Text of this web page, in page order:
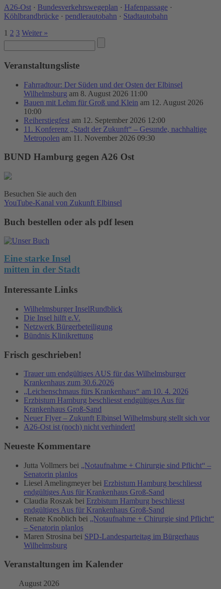
A26-Ost · Bundesverkehrswegeplan · Hafenpassage ·
Köhlbrandbrücke · pendlerautobahn · Stadtautobahn
1 2 3 Weiter »
Veranstaltungsliste
Fahrradtour: Der Süden und der Osten der Elbinsel
Wilhelmsburg am 8. August 2026 11:00
Bauen mit Lehm für Groß und Klein am 12. August 2026
10:00
Reiherstiegfest am 12. September 2026 12:00
11. Konferenz „Stadt der Zukunft“ – Gesunde, nachhaltige
Metropolen am 11. November 2026 09:30
BUND Hamburg gegen A26 Ost
Besuchen Sie auch den
YouTube-Kanal von Zukunft Elbinsel
Buch bestellen oder als pdf lesen
Eine starke Insel
mitten in der Stadt
Interessante Links
Wilhelmsburger InselRundblick
Die Insel hilft e.V.
Netzwerk Bürgerbeteiligung
Bündnis Klinikrettung
Frisch geschrieben!
Trauer um endgültiges AUS für das Wilhelmsburger
Krankenhaus zum 30.6.2026
„Leichenschmaus fürs Krankenhaus“ am 10. 4. 2026
Erzbistum Hamburg beschliesst endgültiges Aus für
Krankenhaus Groß-Sand
Neuer Flyer – Zukunft Elbinsel Wilhelmsburg stellt sich vor
A26-Ost ist (noch) nicht verhindert!
Neueste Kommentare
Jutta Vollmers bei „Notaufnahme + Chirurgie sind Pflicht“ –
Senatorin planlos
Liesel Amelingmeyer bei Erzbistum Hamburg beschliesst
endgültiges Aus für Krankenhaus Groß-Sand
Claudia Roszak bei Erzbistum Hamburg beschliesst
endgültiges Aus für Krankenhaus Groß-Sand
Renate Knoblich bei „Notaufnahme + Chirurgie sind Pflicht“
– Senatorin planlos
Maren Strosina bei SPD-Landesparteitag im Bürgerhaus
Wilhelmsburg
Veranstaltungen im Kalender
August 2026